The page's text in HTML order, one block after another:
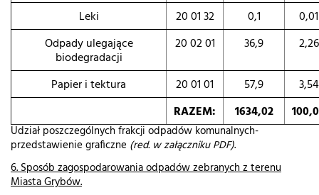
Leki
20 01 32 0,1
0,01
Odpady ulegające
biodegradacji
20 02 01 36,9 2,26
Papier i tektura 20 01 01 57,9
3,54
RAZEM:
1634,02
Udział poszczególnych frakcji odpadów komunalnych-
przedstawienie graficzne (red. w załączniku PDF).
6. Sposób zagospodarowania odpadów zebranych z terenu
Miasta Grybów.